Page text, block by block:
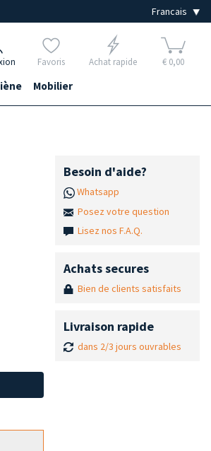
Favoris Achat rapide € 0,00
Mobilier
Besoin d'aide?
Whatsapp
Posez votre question
Lisez nos F.A.Q.
Achats secures
Bien de clients satisfaits
Livraison rapide
dans 2/3 jours ouvrables